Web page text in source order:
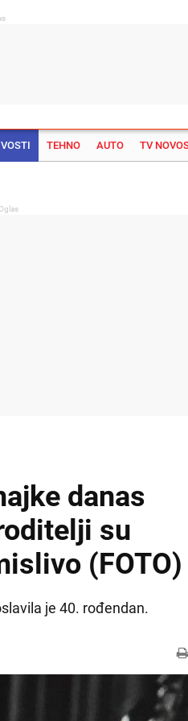
TEHNO AUTO TV
Oglas
danas
su
(FOTO)
je 40. rođendan.